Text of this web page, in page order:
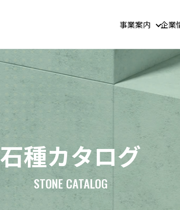
事業案内 企業
石種カタログ
STONE CATALOG